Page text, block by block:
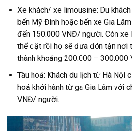
Xe khách/ xe limousine: Du
bến Mỹ Đình hoặc bến xe Gia
đến 150.000 VNĐ/ người. Còn xe
thể đặt rồi họ sẽ đưa đón tận nơi
thành khoảng 200.000 – 300.000
Tàu hoả: Khách du lịch từ Hà Nội
hoả khởi hành từ ga Gia Lâm với
VNĐ/ người.